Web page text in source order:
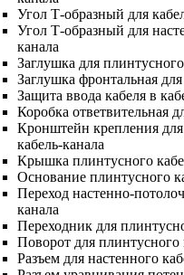
Угол Т-образный для
Угол Т-образный для
канала
Заглушка для
Заглушка фронтальная для
Защита ввода кабеля в
Коробка ответвительная
Кронштейн крепления для
кабель-канала
Крышка плинтусного
Основание плинтусного
Переход настенно-
канала
Переходник для
Поворот для плинтусного
Разъем для настенного